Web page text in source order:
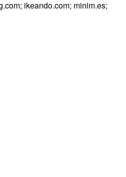
ikeando.com; minim.es;